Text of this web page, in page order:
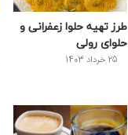
طرز تهیه حلوا زعفرانی و
حلوای رولی
25 خرداد 1403